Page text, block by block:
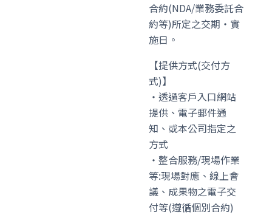
合約(NDA/業務委託合
約等)所定之交期・實
施日。
【提供方式(交付方
式)】
・透過客戶入口網站
提供、電子郵件通
知、或本公司指定之
方式
・整合服務/現場作業
等:現場對應、線上會
議、成果物之電子交
付等(遵循個別合約)